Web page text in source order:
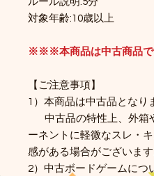
対象年齢:10歳以上
※※※本商品は中古商品
【ご注意事項】​
1）本商品は中古品となり
中古品の特性上、外箱
ーネントに軽微なスレ・
感がある場合がございます
2）中古ボードゲームにつ